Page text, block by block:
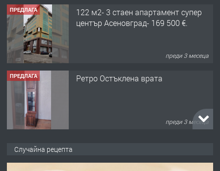
ПРЕДЛАГА
122 м2- 3 стаен апартамент супер
център Асеновград- 169 500 €.
преди 3 месеца
ПРЕДЛАГА Ретро Остъклена врата
преди 3 месеца
Случайна рецепта